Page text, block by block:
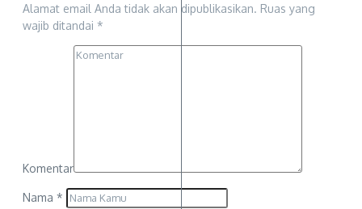
Alamat email Anda tidak akan dipublikasikan. Ruas yang
wajib ditandai *
Komentar
Nama *